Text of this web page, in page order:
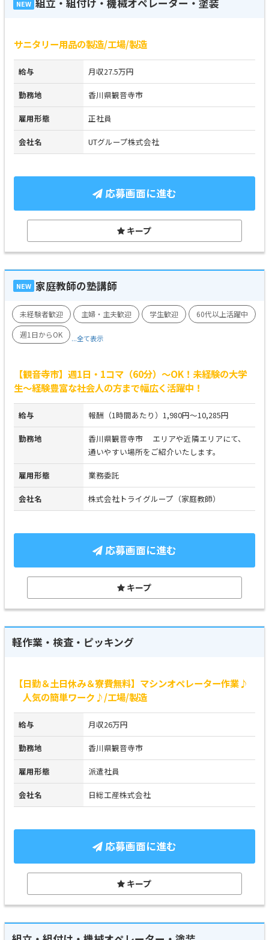
NEW 組立・組付け・機械オペレーター・塗装
サニタリー用品の製造/工場/製造
給与 月収27.5万円
勤務地 香川県観音寺市
雇用形態 正社員
会社名 UTグループ株式会社
応募画面に進む
キープ
NEW 家庭教師の塾講師
未経験者歓迎 主婦・主夫歓迎 学生歓迎
60代以上活躍中
週1日からOK
...全て表示
【観音寺市】週1日・1コマ（60分）～OK！未経験の大学
生～経験豊富な社会人の方まで幅広く活躍中！
給与 報酬（1時間あたり）1,980円～10,285円
勤務地
香川県観音寺市 エリアや近隣エリアにて、
通いやすい場所をご紹介いたします。
雇用形態 業務委託
会社名 株式会社トライグループ（家庭教師）
応募画面に進む
キープ
軽作業・検査・ピッキング
【日勤＆土日休み＆寮費無料】マシンオペレーター作業♪
人気の簡単ワーク♪/工場/製造
給与 月収26万円
勤務地 香川県観音寺市
雇用形態 派遣社員
会社名 日総工産株式会社
応募画面に進む
キープ